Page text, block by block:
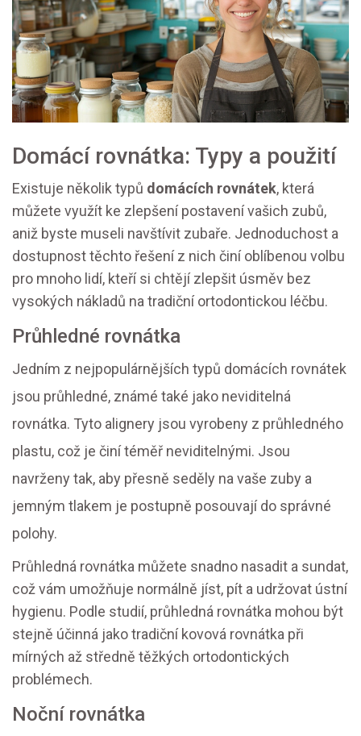
Domácí rovnátka: Typy a použití
Existuje několik typů domácích rovnátek, která
můžete využít ke zlepšení postavení vašich zubů,
aniž byste museli navštívit zubaře. Jednoduchost a
dostupnost těchto řešení z nich činí oblíbenou volbu
pro mnoho lidí, kteří si chtějí zlepšit úsměv bez
vysokých nákladů na tradiční ortodontickou léčbu.
Průhledné rovnátka
Jedním z nejpopulárnějších typů domácích rovnátek
jsou průhledné, známé také jako neviditelná
rovnátka. Tyto alignery jsou vyrobeny z průhledného
plastu, což je činí téměř neviditelnými. Jsou
navrženy tak, aby přesně seděly na vaše zuby a
jemným tlakem je postupně posouvají do správné
polohy.
Průhledná rovnátka můžete snadno nasadit a sundat,
což vám umožňuje normálně jíst, pít a udržovat ústní
hygienu. Podle studií, průhledná rovnátka mohou být
stejně účinná jako tradiční kovová rovnátka při
mírných až středně těžkých ortodontických
problémech.
Noční rovnátka